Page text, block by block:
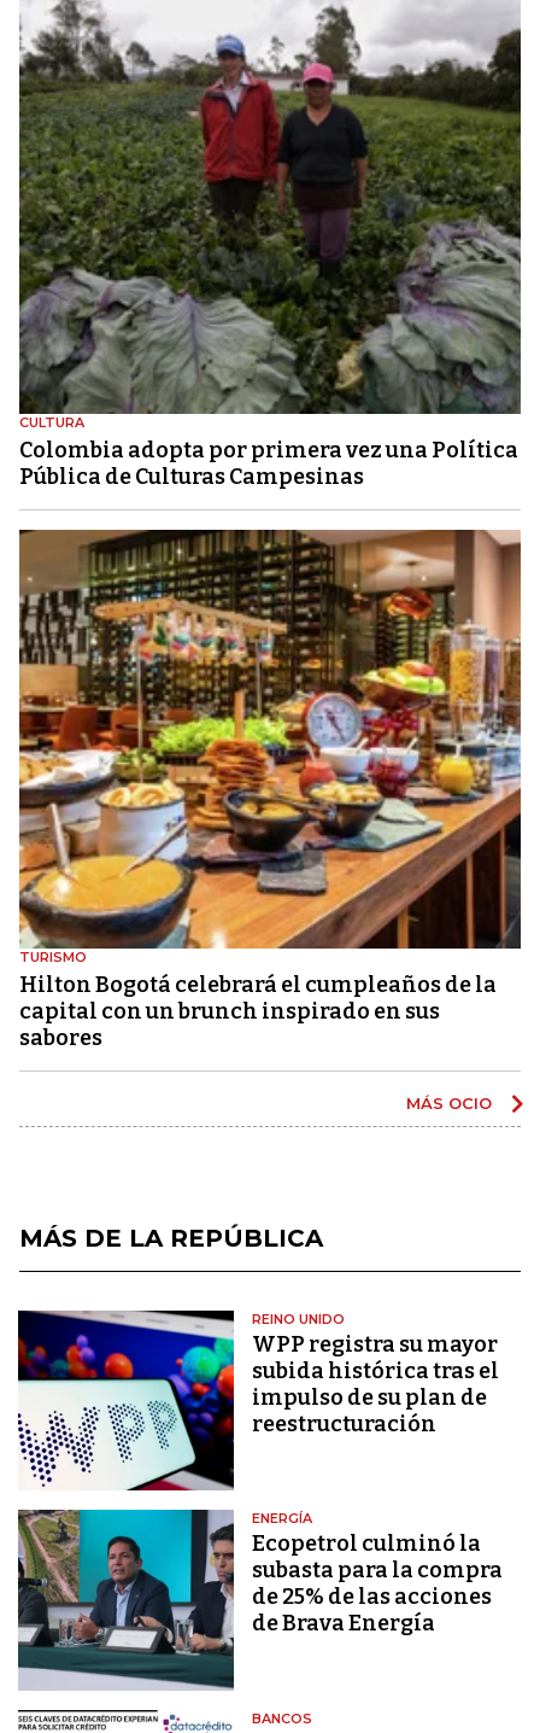
CULTURA
Colombia adopta por primera vez una Política
Pública de Culturas Campesinas
TURISMO
Hilton Bogotá celebrará el cumpleaños de la
capital con un brunch inspirado en sus
sabores
MÁS OCIO
MÁS DE LA REPÚBLICA
REINO UNIDO
WPP registra su mayor
subida histórica tras el
impulso de su plan de
reestructuración
ENERGÍA
Ecopetrol culminó la
subasta para la compra
de 25% de las acciones
de Brava Energía
BANCOS